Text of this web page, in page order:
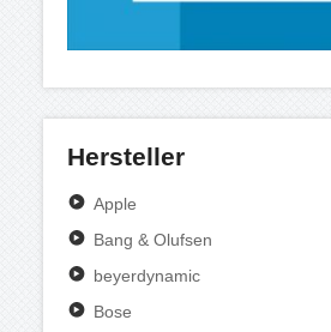
Hersteller
Apple
Bang & Olufsen
beyerdynamic
Bose